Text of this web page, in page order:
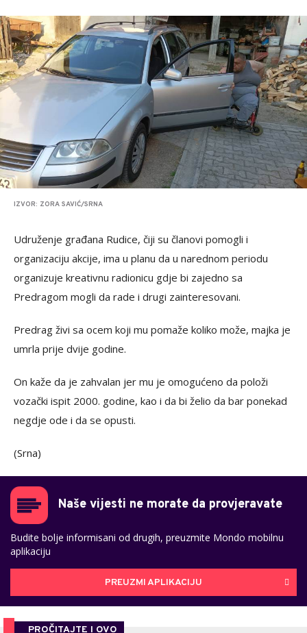
IZVOR: ZORA SAVIĆ/SRNA
Udruženje građana Rudice, čiji su članovi pomogli i
organizaciju akcije, ima u planu da u narednom periodu
organizuje kreativnu radionicu gdje bi zajedno sa
Predragom mogli da rade i drugi zainteresovani.
Predrag živi sa ocem koji mu pomaže koliko može, majka je
umrla prije dvije godine.
On kaže da je zahvalan jer mu je omogućeno da položi
vozački ispit 2000. godine, kao i da bi želio da bar ponekad
negdje ode i da se opusti.
(Srna)
Naše vijesti ne morate da provjeravate
Budite bolje informisani od drugih, preuzmite Mondo mobilnu
aplikaciju
PREUZMI APLIKACIJU
PROČITAJTE I OVO